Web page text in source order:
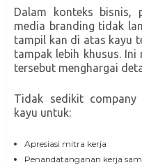
Dalam konteks bisnis,
media branding tidak
tampil kan di atas kayu
tampak lebih khusus.
tersebut menghargai
Tidak sedikit
kayu untuk:
Apresiasi mitra kerja
Penandatanganan kerja